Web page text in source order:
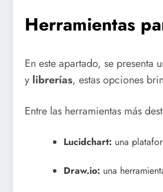
Herramientas
En este apartado, se presenta
y librerías, estas opciones
Entre las herramientas más
Lucidchart: una
Draw.io: una